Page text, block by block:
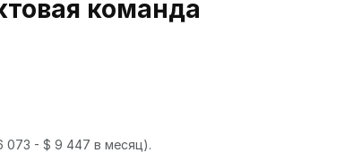
команда
073 - $ 9 447 в месяц).